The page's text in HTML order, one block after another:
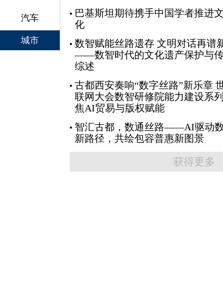
汽车
城市
巴基斯坦期待携手中国学者推进
化
数智赋能丝路遗存 文明对话再谱
——数智时代的文化遗产保护与
综述
古都西安奏响“数字丝路”新乐章
联网大会数智研修院能力建设系
焦AI贸易与版权赋能
智汇古都，数通丝路——AI驱动
新路径，共绘包容普惠新图景
获得更多